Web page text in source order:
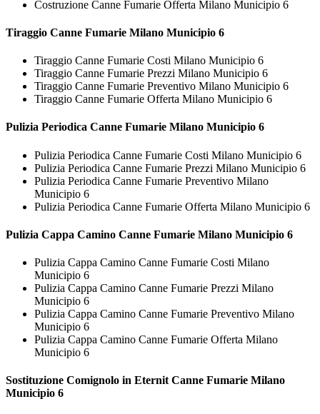
Costruzione Canne Fumarie Offerta Milano Municipio 6
Tiraggio Canne Fumarie Milano Municipio 6
Tiraggio Canne Fumarie Costi Milano Municipio 6
Tiraggio Canne Fumarie Prezzi Milano Municipio 6
Tiraggio Canne Fumarie Preventivo Milano Municipio 6
Tiraggio Canne Fumarie Offerta Milano Municipio 6
Pulizia Periodica Canne Fumarie Milano Municipio 6
Pulizia Periodica Canne Fumarie Costi Milano Municipio 6
Pulizia Periodica Canne Fumarie Prezzi Milano Municipio 6
Pulizia Periodica Canne Fumarie Preventivo Milano
Municipio 6
Pulizia Periodica Canne Fumarie Offerta Milano Municipio 6
Pulizia Cappa Camino Canne Fumarie Milano Municipio 6
Pulizia Cappa Camino Canne Fumarie Costi Milano
Municipio 6
Pulizia Cappa Camino Canne Fumarie Prezzi Milano
Municipio 6
Pulizia Cappa Camino Canne Fumarie Preventivo Milano
Municipio 6
Pulizia Cappa Camino Canne Fumarie Offerta Milano
Municipio 6
Sostituzione Comignolo in Eternit Canne Fumarie Milano
Municipio 6